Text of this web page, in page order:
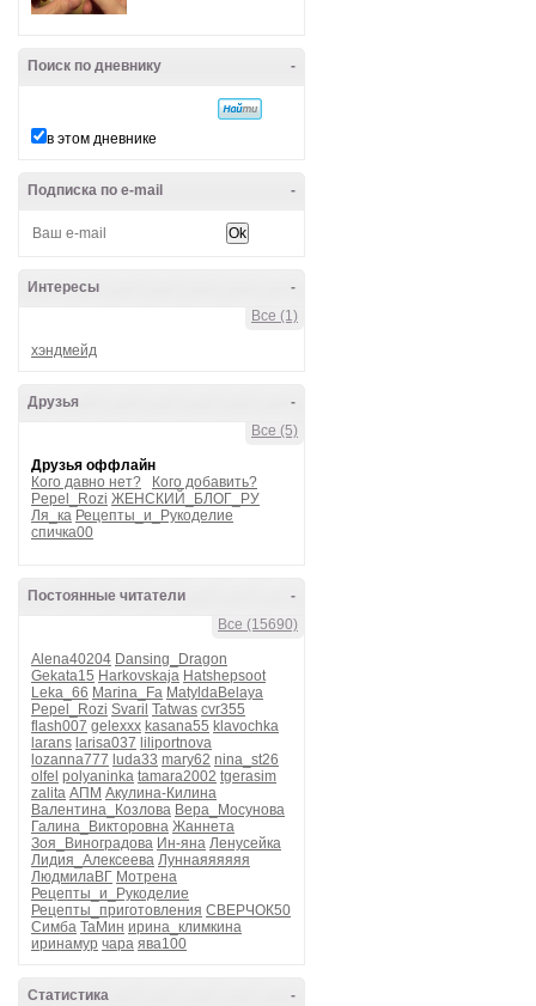
-
Поиск по дневнику
в этом дневнике
-
Подписка по e-mail
-
Интересы
Все (1)
хэндмейд
-
Друзья
Все (5)
Друзья оффлайн
Кого давно нет?
Кого добавить?
Pepel_Rozi ЖЕНСКИЙ_БЛОГ_РУ
Ля_ка Рецепты_и_Рукоделие
спичка00
-
Постоянные читатели
Все (15690)
Alena40204 Dansing_Dragon
Gekata15 Harkovskaja Hatshepsoot
Leka_66 Marina_Fa MatyldaBelaya
Pepel_Rozi Svaril Tatwas cvr355
flash007 gelexxx kasana55 klavochka
larans larisa037 liliportnova
lozanna777 luda33 mary62 nina_st26
olfel polyaninka tamara2002 tgerasim
zalita АПМ Акулина-Килина
Валентина_Козлова Вера_Мосунова
Галина_Викторовна Жаннета
Зоя_Виноградова Ин-яна Ленусейка
Лидия_Алексеева Луннаяяяяяя
ЛюдмилаВГ Мотрена
Рецепты_и_Рукоделие
Рецепты_приготовления СВЕРЧОК50
Симба ТаМин ирина_климкина
иринамур чара ява100
-
Статистика